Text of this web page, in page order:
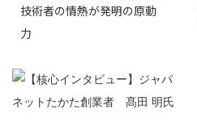
社 長 島 正...
技術者の情熱が発明の原動
力